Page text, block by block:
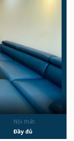
Nội thất:
Đầy đủ